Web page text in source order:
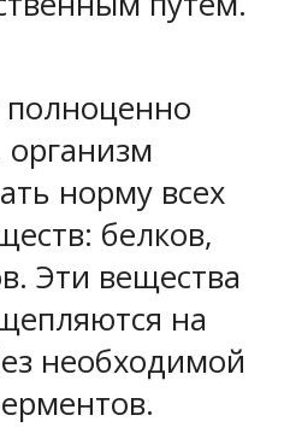
организм
норму всех
белков,
Эти вещества
на
необходимой